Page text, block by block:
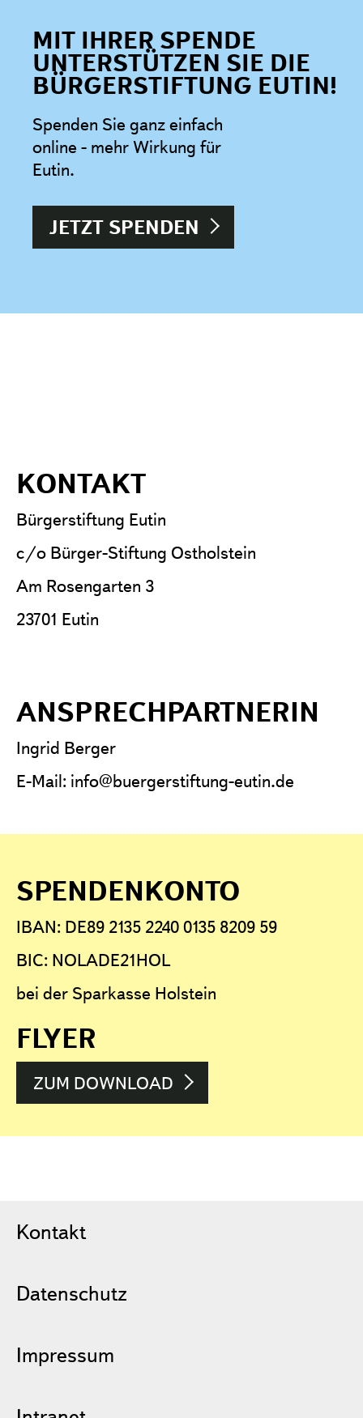
MIT IHRER SPENDE
UNTERSTÜTZEN SIE DIE
BÜRGERSTIFTUNG EUTIN!
Spenden Sie ganz einfach
online - mehr Wirkung für
Eutin.
JETZT SPENDEN
KONTAKT
Bürgerstiftung Eutin
c/o Bürger-Stiftung Ostholstein
Am Rosengarten 3
23701 Eutin
ANSPRECHPARTNERIN
Ingrid Berger
E-Mail: info@buergerstiftung-eutin.de
SPENDENKONTO
IBAN: DE89 2135 2240 0135 8209 59
BIC: NOLADE21HOL
bei der Sparkasse Holstein
FLYER
ZUM DOWNLOAD
Kontakt
Datenschutz
Impressum